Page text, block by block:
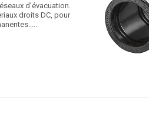
d'évacuation.
droits DC, pour